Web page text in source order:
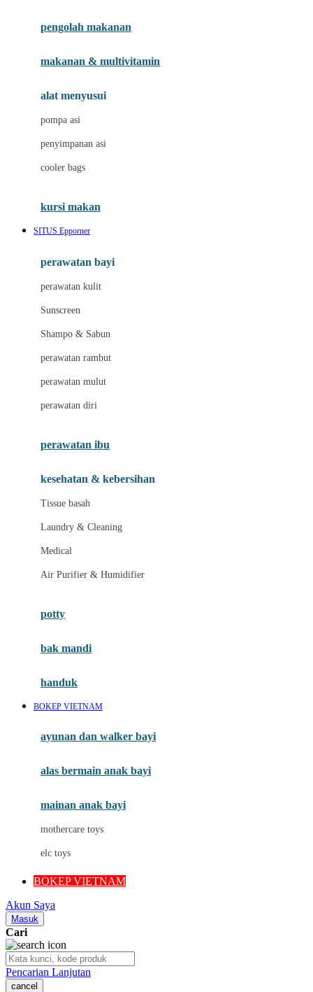
Joolz
Leclerc
Lee Vierra
Lillebaby
Little Bird Told Me
Little Miss Janis
London Taxi
Love To Dream
M
Magformers
Mamaway
Maxi Cosi
Megabloks
Micro
MiDeer
Moby
My Buddy Tag
My K
Oh Ma Grain
pengolah makanan
makanan & multivitamin
alat menyusui
pompa asi
penyimpanan asi
cooler bags
kursi makan
SITUS Epporner
perawatan bayi
perawatan kulit
Sunscreen
Shampo & Sabun
perawatan rambut
perawatan mulut
perawatan diri
perawatan ibu
kesehatan & kebersihan
Tissue basah
Laundry & Cleaning
Medical
Air Purifier & Humidifier
potty
bak mandi
handuk
BOKEP VIETNAM
ayunan dan walker bayi
alas bermain anak bayi
mainan anak bayi
mothercare toys
elc toys
BOKEP VIETNAM
Akun Saya
Masuk
Cari
Pencarian Lanjutan
cancel